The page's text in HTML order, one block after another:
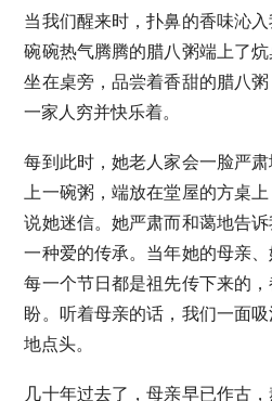
当我们醒来时，扑鼻的香味沁
碗碗热气腾腾的腊八粥端上了
坐在桌旁，品尝着香甜的腊八
一家人穷并快乐着。
每到此时，她老人家会一脸严
上一碗粥，端放在堂屋的方桌
说她迷信。她严肃而和蔼地告
一种爱的传承。当年她的母亲、
每一个节日都是祖先传下来的
盼。听着母亲的话，我们一面
地点头。
几十年过去了，母亲早已作古